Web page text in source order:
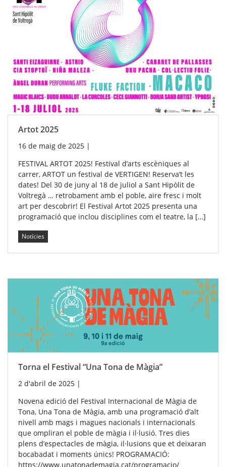
Artot 2025
16 de maig de 2025 |
FESTIVAL ARTOT 2025! Festival d’arts escèniques al
carrer, ARTOT un festival de VERTIGEN! Reserva’t les
dates! Del 30 de juny al 18 de juliol a Sant Hipòlit de
Voltregà … retrobament amb el poble, aire fresc i molt
art per descobrir! El Festival Artot 2025 presenta una
programació que inclou disciplines com el teatre, la […]
Notícies
Torna el Festival “Una Tona de Màgia”
2 d'abril de 2025 |
Novena edició del Festival Internacional de Màgia de
Tona, Una Tona de Màgia, amb una programació d’alt
nivell amb mags i magues nacionals i internacionals
que ompliran el poble de màgia i il·lusió. Tres dies
plens d’espectacles de màgia, il·lusions que et deixaran
bocabadat i moments únics! PROGRAMACIÓ:
https://www.unatonademagia.cat/programacio/